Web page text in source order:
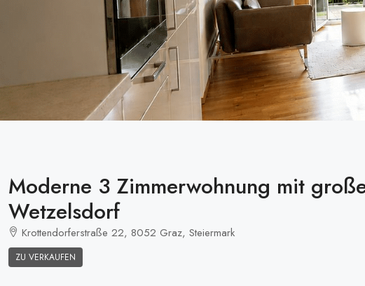
Wohnküche 15
Moderne 3 Zimmerwohnung mit
Wetzelsdorf
Krottendorferstraße 22, 8052 Graz, Steiermark
ZU VERKAUFEN